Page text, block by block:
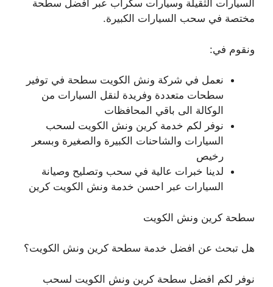
السيارات الثقيلة وسيارات سكراب عبر افضل سطحة
مختصة في سحب السيارات الكبيرة.
ونقوم في:
نعمل في شركة ونش الكويت سطحة في توفير
سطحات متعددة وفريدة لنقل السيارات من
الوكالة الى باقي المحافظات
نوفر لكم خدمة كرين ونش الكويت لسحب
السيارات والشاحنات الكبيرة والصغيرة وبسعر
رخيص
لدينا خبرات عالية في سحب وتصليح وصيانة
السيارات عبر احسن خدمة ونش الكويت كرين
سطحة كرين ونش الكويت
هل تبحث عن افضل خدمة سطحة كرين ونش الكويت؟
نوفر لكم افضل سطحة كرين ونش الكويت لسحب